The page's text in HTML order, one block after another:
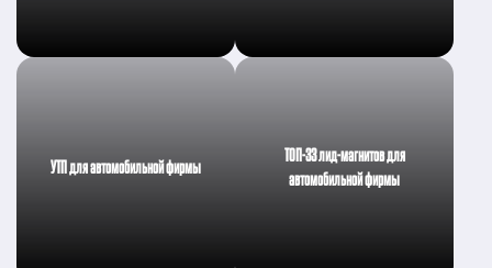
УТП для автомобильной фирмы
ТОП-33 лид-магнитов для
автомобильной фирмы